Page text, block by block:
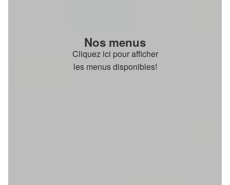
Nos menus
Cliquez ici pour afficher
les menus disponibles!